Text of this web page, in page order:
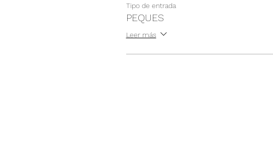
Tipo de entrada
PEQUES
Leer más